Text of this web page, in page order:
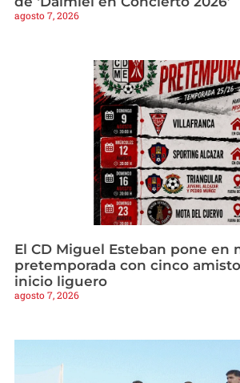
agosto 7, 2026
El CD Miguel Esteban pone en
pretemporada con cinco
inicio liguero
agosto 7, 2026